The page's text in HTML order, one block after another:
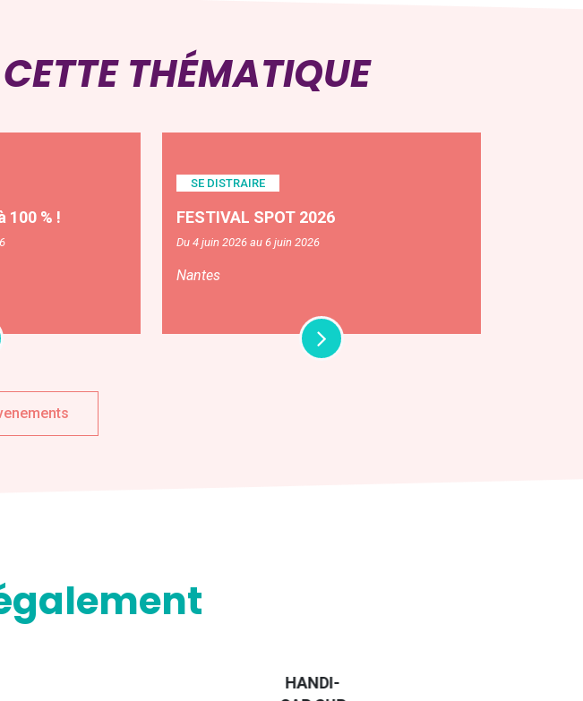
THÉMATIQUE
100 % !
SE DISTRAIRE
FESTIVAL SPOT 2026
Du 4 juin 2026 au 6 juin 2026
Nantes
HANDI-